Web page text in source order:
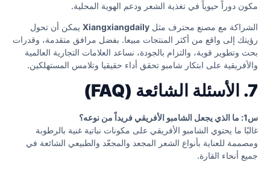
مكون دوراً حيوياً في تغذية الشعر ودعم الهوية المحلية.
الشراكة مع مصنع محترف مثل Xiangxiangdaily يمكن أن تحول
رؤيتك إلى واقع من أكثر المنتجات مبيعا. بفضل مرافق متقدمة، وقدرات
بحث وتطوير قوية، والتزام بالجودة، نساعد العلامات التجارية العالمية
والأفريقية على ابتكار شامبو تحقق أداء حقيقيا وتلامس المستهلكين.
7. الأسئلة الشائعة (FAQ)
س1: ما الذي يجعل الشامبو الأفريقي فريداً من نوعه؟
غالبًا ما يحتوي الشامبو الأفريقي على مكونات نباتية غنية بالرطوبة
ومصممة للعناية بأنواع الشعر المجعد والمجعّد والطبيعي الشائعة في
جميع أنحاء القارة.